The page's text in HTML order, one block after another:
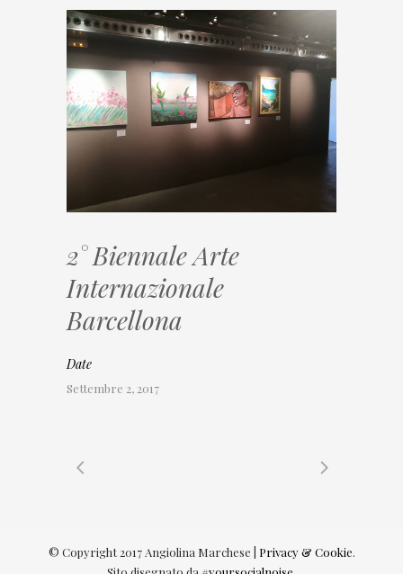
2° Biennale Arte
Internazionale
Barcellona
Date
Settembre 2, 2017
© Copyright 2017 Angiolina Marchese | Privacy & Cookie.